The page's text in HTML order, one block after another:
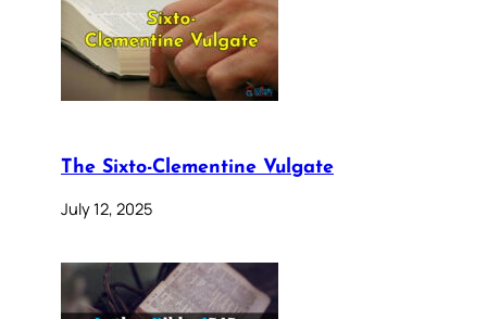
The Sixto-Clementine Vulgate
July 12, 2025